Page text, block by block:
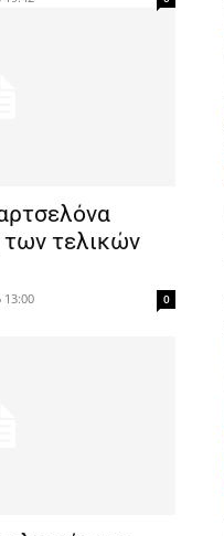
των τελικών
13:00 0